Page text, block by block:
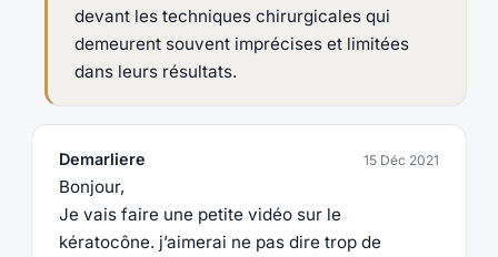
devant les techniques chirurgicales qui
demeurent souvent imprécises et limitées
dans leurs résultats.
Demarliere 15 Déc 2021
Bonjour,
Je vais faire une petite vidéo sur le
kératocône. j’aimerai ne pas dire trop de